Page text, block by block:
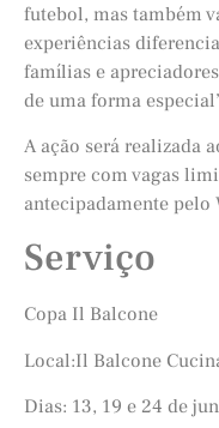
futebol, mas também
experiências
famílias e
de uma forma
A ação será realizada
sempre com vagas
antecipadamente pelo
Serviço
Copa Il Balcone
Local:Il Balcone
Dias: 13, 19 e 24 de